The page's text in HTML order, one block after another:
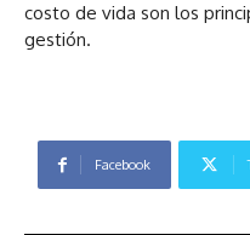
costo de vida son los
gestión.
Facebook